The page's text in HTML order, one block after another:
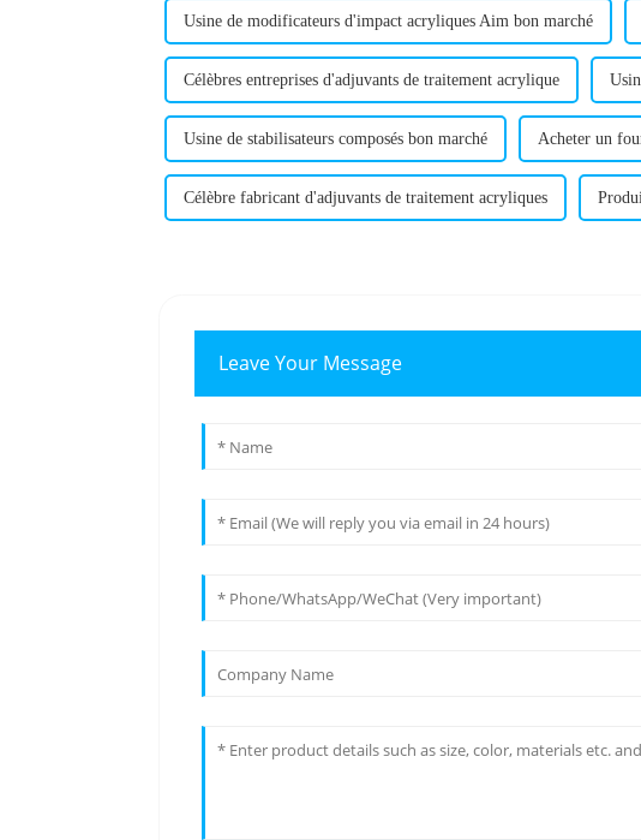
Usine de modificateurs d'impact acryliques Aim bon marché
Célèbres entreprises d'adjuvants de traitement acrylique
Usine de stabilisateurs composés bon marché Acheter un
Célèbre fabricant d'adjuvants de traitement acryliques
Leave Your Message